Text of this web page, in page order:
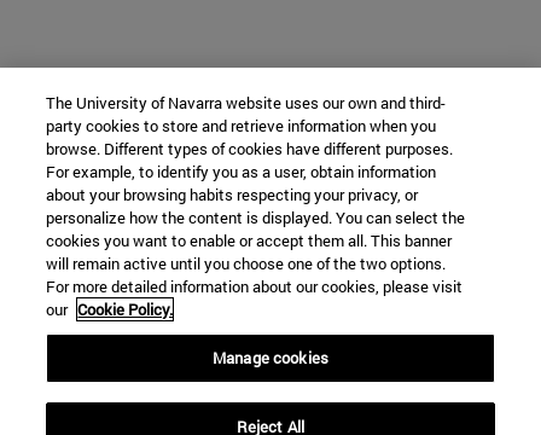
The University of Navarra website uses our own and third-
party cookies to store and retrieve information when you
browse. Different types of cookies have different purposes.
For example, to identify you as a user, obtain information
about your browsing habits respecting your privacy, or
personalize how the content is displayed. You can select the
cookies you want to enable or accept them all. This banner
will remain active until you choose one of the two options.
For more detailed information about our cookies, please visit
our Cookie Policy.
Manage cookies
Reject All